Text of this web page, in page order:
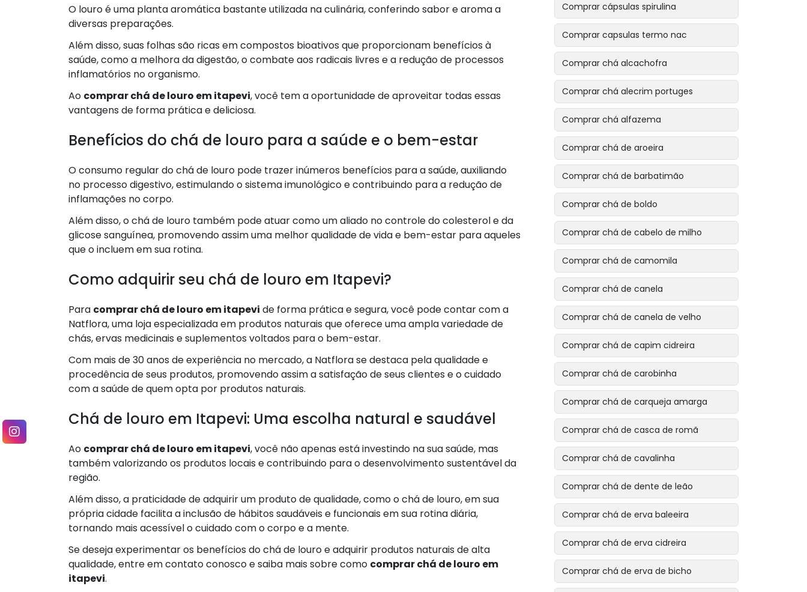
O louro é uma planta aromática bastante utilizada na culinária, conferindo sabor e aroma a
diversas preparações.
Além disso, suas folhas são ricas em compostos bioativos que proporcionam benefícios à
saúde, como a melhora da digestão, o combate aos radicais livres e a redução de processos
inflamatórios no organismo.
Ao comprar chá de louro em itapevi, você tem a oportunidade de aproveitar todas essas
vantagens de forma prática e deliciosa.
Benefícios do chá de louro para a saúde e o bem-estar
O consumo regular do chá de louro pode trazer inúmeros benefícios para a saúde, auxiliando
no processo digestivo, estimulando o sistema imunológico e contribuindo para a redução de
inflamações no corpo.
Além disso, o chá de louro também pode atuar como um aliado no controle do colesterol e da
glicose sanguínea, promovendo assim uma melhor qualidade de vida e bem-estar para aqueles
que o incluem em sua rotina.
Como adquirir seu chá de louro em Itapevi?
Para comprar chá de louro em itapevi de forma prática e segura, você pode contar com a
Natflora, uma loja especializada em produtos naturais que oferece uma ampla variedade de
chás, ervas medicinais e suplementos voltados para o bem-estar.
Com mais de 30 anos de experiência no mercado, a Natflora se destaca pela qualidade e
procedência de seus produtos, promovendo assim a satisfação de seus clientes e o cuidado
com a saúde de quem opta por produtos naturais.
Chá de louro em Itapevi: Uma escolha natural e saudável
Ao comprar chá de louro em itapevi, você não apenas está investindo na sua saúde, mas
também valorizando os produtos locais e contribuindo para o desenvolvimento sustentável da
região.
Além disso, a praticidade de adquirir um produto de qualidade, como o chá de louro, em sua
própria cidade facilita a inclusão de hábitos saudáveis e funcionais em sua rotina diária,
tornando mais acessível o cuidado com o corpo e a mente.
Se deseja experimentar os benefícios do chá de louro e adquirir produtos naturais de alta
qualidade, entre em contato conosco e saiba mais sobre como comprar chá de louro em
itapevi.
Comprar cápsulas spirulina
Comprar capsulas termo nac
Comprar chá alcachofra
Comprar chá alecrim portuges
Comprar chá alfazema
Comprar chá de aroeira
Comprar chá de barbatimão
Comprar chá de boldo
Comprar chá de cabelo de milho
Comprar chá de camomila
Comprar chá de canela
Comprar chá de canela de velho
Comprar chá de capim cidreira
Comprar chá de carobinha
Comprar chá de carqueja amarga
Comprar chá de casca de romã
Comprar chá de cavalinha
Comprar chá de dente de leão
Comprar chá de erva baleeira
Comprar chá de erva cidreira
Comprar chá de erva de bicho